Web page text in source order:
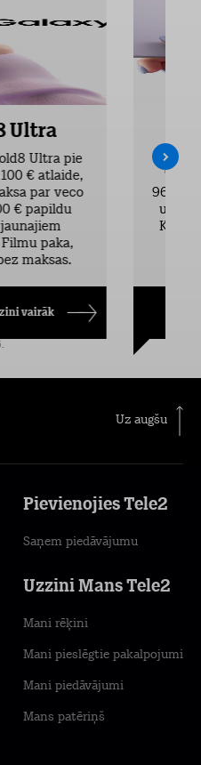
Ultra
Ultra pie
€ atlaide,
par veco
€ papildu
paka,
maksas.
vairāk
Atklāj
960 €
un
Kā arī
Uz augšu
Pievienojies Tele2
Saņem piedāvājumu
Uzzini Mans Tele2
Mani rēķini
Mani pieslēgtie pakalpojumi
Mani piedāvājumi
Mans patēriņš